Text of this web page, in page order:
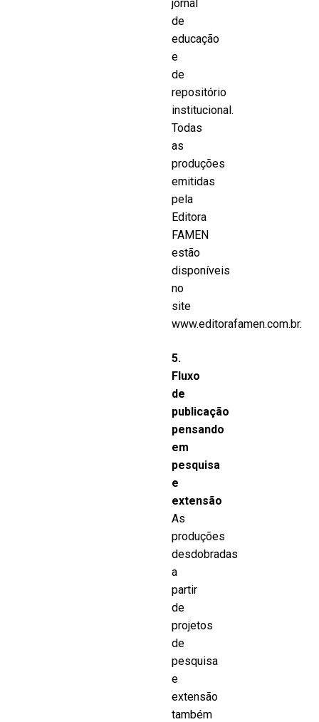
jornal
de
educação
e
de
repositório
institucional.
Todas
as
produções
emitidas
pela
Editora
FAMEN
estão
disponíveis
no
site
www.editorafamen.com.br.
5.
Fluxo
de
publicação
pensando
em
pesquisa
e
extensão
As
produções
desdobradas
a
partir
de
projetos
de
pesquisa
e
extensão
também